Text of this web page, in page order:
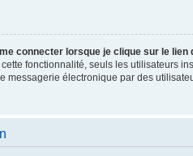
connecter lorsque je clique sur le
fonctionnalité, seuls les utilisateurs
messagerie électronique par des